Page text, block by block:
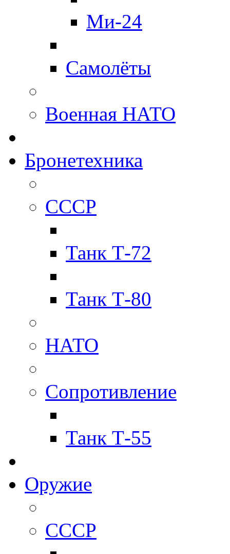
Ми-24
Самолёты
Военная НАТО
Бронетехника
СССР
Танк Т-72
Танк Т-80
НАТО
Сопротивление
Танк Т-55
Оружие
СССР